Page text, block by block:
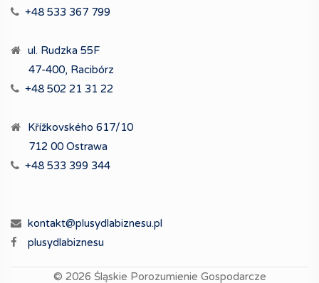
+48 533 367 799
ul. Rudzka 55F
47-400, Racibórz
+48 502 21 31 22
Křížkovského 617/10
712 00 Ostrawa
+48 533 399 344
kontakt@plusydlabiznesu.pl
plusydlabiznesu
© 2026 Śląskie Porozumienie Gospodarcze